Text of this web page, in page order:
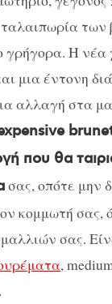
γρήγορα. Η νέα
μια έντονη
αλλαγή στα
που θα
σας, οπότε μην
κομμωτή σας,
σας.
,